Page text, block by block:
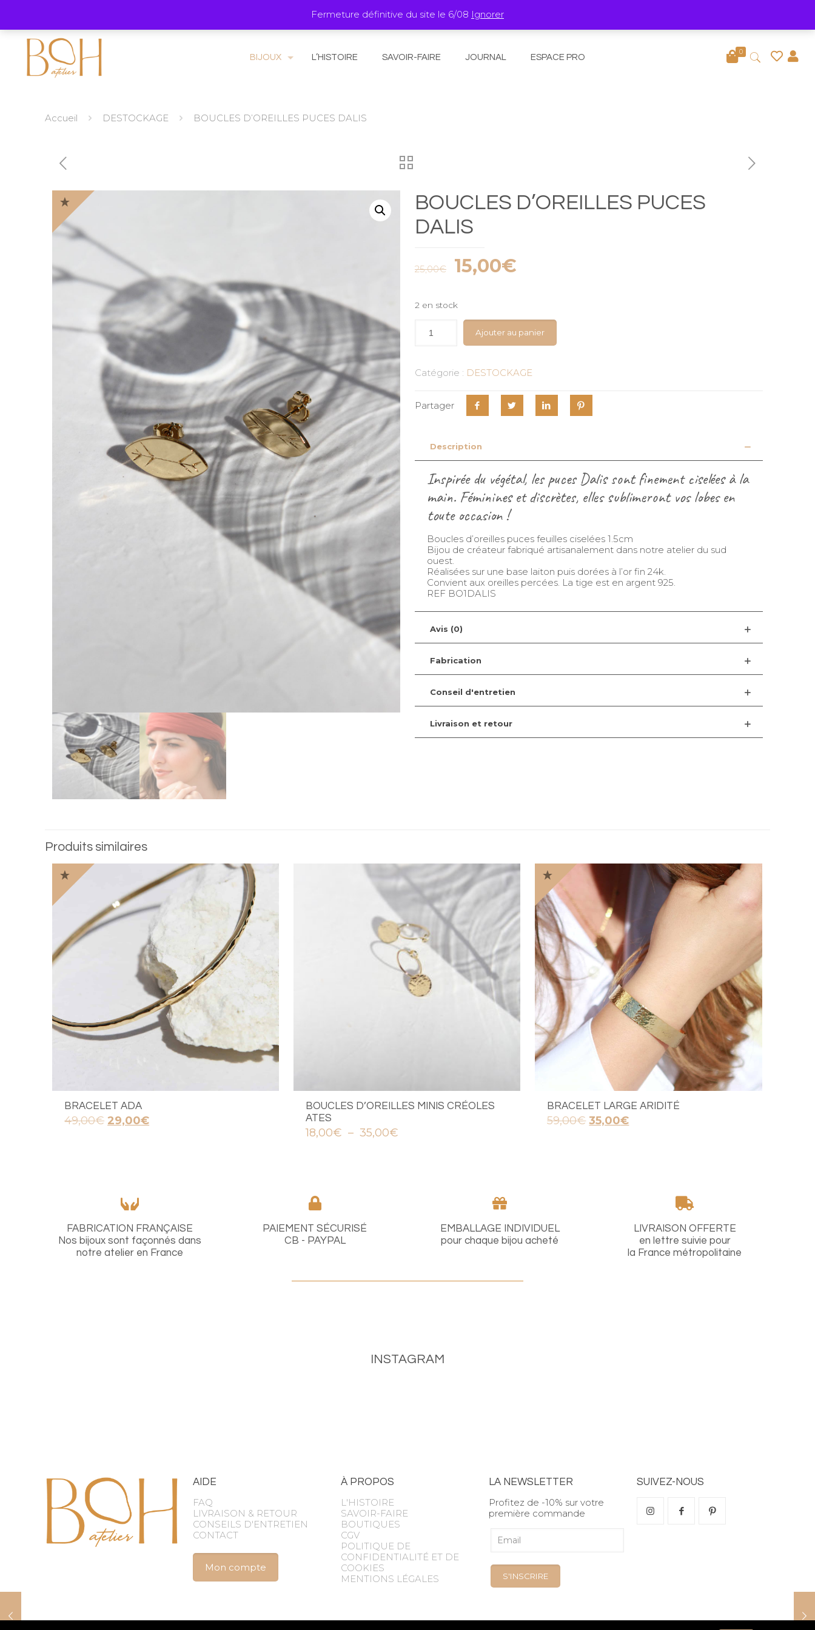
BIJOUX L’HISTOIRE SAVOIR-FAIRE JOURNAL ESPACE PRO
0
Accueil DESTOCKAGE BOUCLES D’OREILLES PUCES DALIS
BOUCLES D’OREILLES PUCES
DALIS
25,00€
Le
initial
était :
25,00€.
15,00€Le
est :
15,00€.
2 en stock
Ajouter au panier
Catégorie : DESTOCKAGE
Partager
Description
Inspirée du végétal, les puces Dalis sont finement ciselées à la
main. Féminines et discrètes, elles sublimeront vos lobes en
toute occasion !
Boucles d’oreilles puces feuilles ciselées 1.5cm
Bijou de créateur fabriqué artisanalement dans notre atelier du sud
ouest.
Réalisées sur une base laiton puis dorées à l’or fin 24k.
Convient aux oreilles percées. La tige est en argent 925.
REF BO1DALIS
Avis (0)
Fabrication
Conseil d'entretien
Livraison et retour
Produits similaires
BRACELET ADA
49,00€ Le
prix
29,00€Le
BOUCLES D’OREILLES MINIS CRÉOLES
ATES
18,00€ – 35,00€
BRACELET LARGE ARIDITÉ
59,00€ Le
prix
35,00€Le
FABRICATION FRANÇAISE
Nos bijoux sont façonnés dans
notre atelier en France
PAIEMENT SÉCURISÉ
CB - PAYPAL
EMBALLAGE INDIVIDUEL
pour chaque bijou acheté
LIVRAISON OFFERTE
en lettre suivie pour
la France métropolitaine
INSTAGRAM
AIDE
FAQ
LIVRAISON & RETOUR
CONSEILS D'ENTRETIEN
CONTACT
Mon compte
À PROPOS
L'HISTOIRE
SAVOIR-FAIRE
BOUTIQUES
CGV
POLITIQUE DE
CONFIDENTIALITÉ ET DE
COOKIES
MENTIONS LÉGALES
LA NEWSLETTER
Profitez de -10% sur votre
première commande
SUIVEZ-NOUS
Fermeture définitive du site le 6/08 Ignorer